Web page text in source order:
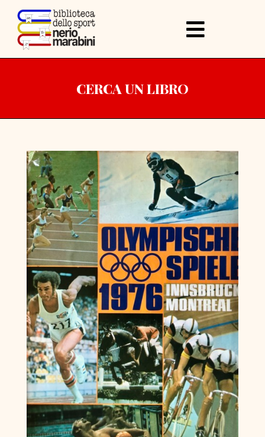
CERCA UN LIBRO